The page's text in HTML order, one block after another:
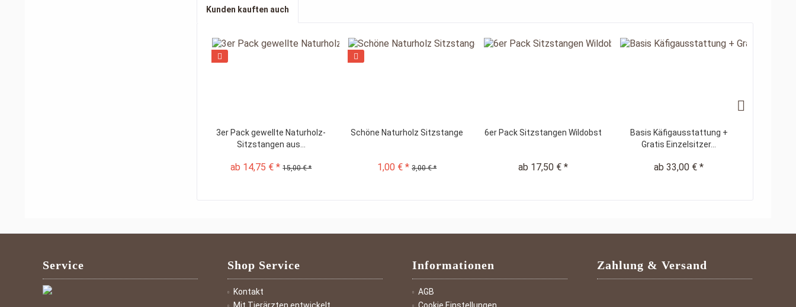
Kunden kauften auch
3er Pack gewellte Naturholz-
Sitzstangen aus...
ab 14,75 € * 15,00 € *
Schöne Naturholz Sitzstange
1,00 € * 3,00 € *
6er Pack Sitzstangen Wildobst
ab 17,50 € *
Basis Käfigausstattung +
Gratis Einzelsitzer...
ab 33,00 € *
Service Shop Service
Kontakt
Informationen
AGB
Zahlung & Versand